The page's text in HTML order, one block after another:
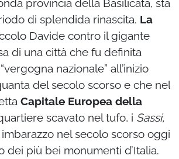
provincia della Basilicata, sta
di splendida rinascita. La
Davide contro il gigante
di una città che fu definita
nazionale” all’inizio
del secolo scorso e che nel
Capitale Europea della
scavato nel tufo, i Sassi,
nel secolo scorso oggi
dei più bei monumenti d’Italia.